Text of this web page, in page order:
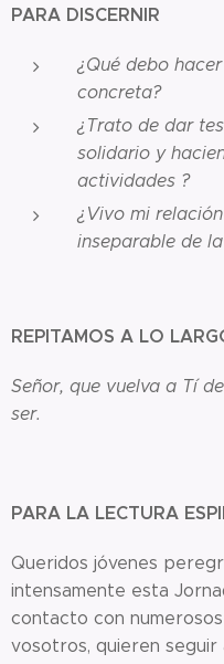
PARA DISCERNIR
¿Qué debo
concreta?
¿Trato de dar
solidario y
actividades ?
¿Vivo mi
inseparable de
REPITAMOS A LO
Señor, que vuelva a Tí
ser.
PARA LA LECTURA
Queridos jóvenes
intensamente esta
contacto con
vosotros, quieren seguir